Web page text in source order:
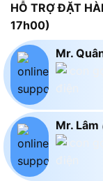
HỖ TRỢ ĐẶT
17h00)
Mr.
Mr. Lâm